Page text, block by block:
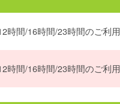
時間/16時間/23時間のご利用
時間/16時間/23時間のご利用